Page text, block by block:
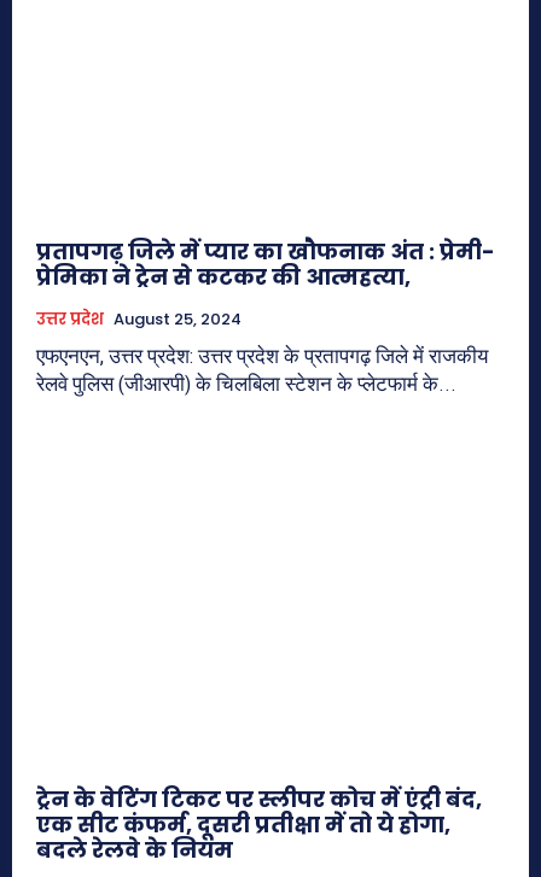
प्रतापगढ़ जिले में प्यार का खौफनाक अंत : प्रेमी-
प्रेमिका ने ट्रेन से कटकर की आत्महत्या,
उत्तर प्रदेश August 25, 2024
एफएनएन, उत्तर प्रदेश: उत्तर प्रदेश के प्रतापगढ़ जिले में राजकीय
रेलवे पुलिस (जीआरपी) के चिलबिला स्टेशन के प्लेटफार्म के...
ट्रेन के वेटिंग टिकट पर स्लीपर कोच में एंट्री बंद,
एक सीट कंफर्म, दूसरी प्रतीक्षा में तो ये होगा,
बदले रेलवे के नियम